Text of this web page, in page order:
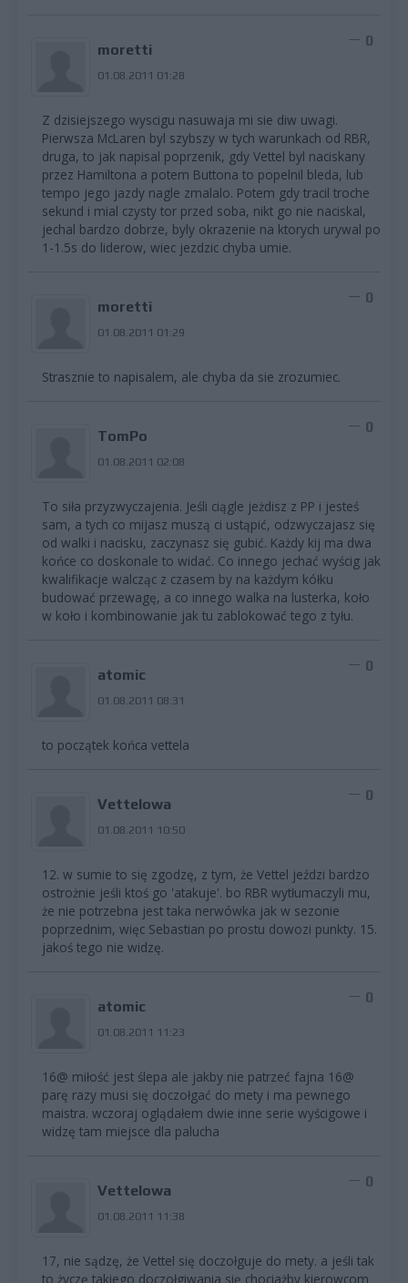
moretti
01.08.2011 01:28
0
Z dzisiejszego wyscigu nasuwaja mi sie diw uwagi.
Pierwsza McLaren byl szybszy w tych warunkach od RBR,
druga, to jak napisal poprzenik, gdy Vettel byl naciskany
przez Hamiltona a potem Buttona to popelnil bleda, lub
tempo jego jazdy nagle zmalalo. Potem gdy tracil troche
sekund i mial czysty tor przed soba, nikt go nie naciskal,
jechal bardzo dobrze, byly okrazenie na ktorych urywal po
1-1.5s do liderow, wiec jezdzic chyba umie.
moretti
01.08.2011 01:29
0
Strasznie to napisalem, ale chyba da sie zrozumiec.
TomPo
01.08.2011 02:08
0
To siła przyzwyczajenia. Jeśli ciągle jeżdisz z PP i jesteś
sam, a tych co mijasz muszą ci ustąpić, odzwyczajasz się
od walki i nacisku, zaczynasz się gubić. Każdy kij ma dwa
końce co doskonale to widać. Co innego jechać wyścig jak
kwalifikacje walcząc z czasem by na każdym kółku
budować przewagę, a co innego walka na lusterka, koło
w koło i kombinowanie jak tu zablokować tego z tyłu.
atomic
01.08.2011 08:31
0
to początek końca vettela
Vettelowa
01.08.2011 10:50
0
12. w sumie to się zgodzę, z tym, że Vettel jeździ bardzo
ostrożnie jeśli ktoś go 'atakuje'. bo RBR wytłumaczyli mu,
że nie potrzebna jest taka nerwówka jak w sezonie
poprzednim, więc Sebastian po prostu dowozi punkty. 15.
jakoś tego nie widzę.
atomic
01.08.2011 11:23
0
16@ miłość jest ślepa ale jakby nie patrzeć fajna 16@
parę razy musi się doczołgać do mety i ma pewnego
maistra. wczoraj oglądałem dwie inne serie wyścigowe i
widzę tam miejsce dla palucha
Vettelowa
01.08.2011 11:38
0
17, nie sądzę, że Vettel się doczołguje do mety. a jeśli tak
to życzę takiego doczołgiwania się chociażby kierowcom